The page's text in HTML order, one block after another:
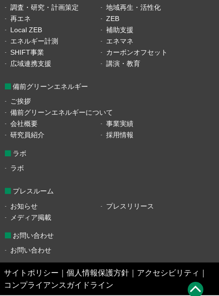
調査・研究・計画策定
地域再生・活性化
再エネ
ZEB
Local ZEB
補助支援
エネルギー計測
エネマネ
SHIFT事業
カーボンオフセット
広域連携支援
講演・教育
備前グリーンエネルギー
ご挨拶
備前グリーンエネルギーについて
会社概要
事業実績
研究員紹介
採用情報
ラボ
ラボ
プレスルーム
お知らせ
プレスリリース
メディア掲載
お問い合わせ
お問い合わせ
サイトポリシー 個人情報保護方針 アクセシビリティ
コンプライアンスガイドライン